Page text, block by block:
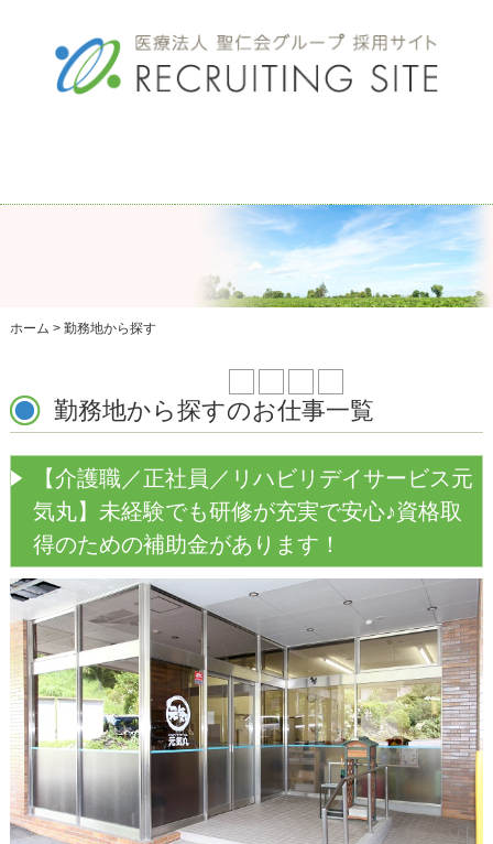
ト
RECRUIT
ー・
資料
請求
ENTRY
セス
ACCESS
ホーム > 勤務地から探す
勤務地から探すのお仕事一覧
【介護職／正社員／リハビリデイサービス元
気丸】未経験でも研修が充実で安心♪資格取
得のための補助金があります！